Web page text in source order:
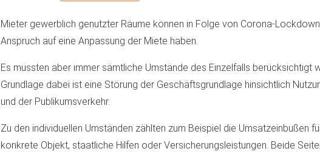
Mieter gewerblich genutzter Räume können in Folge von Corona-
Anspruch auf eine Anpassung der Miete haben.
Es müssten aber immer sämtliche Umstände des Einzelfalls berücksichtigt
Grundlage dabei ist eine Störung der Geschäftsgrundlage hinsichtlich
und der Publikumsverkehr.
Zu den individuellen Umständen zählten zum Beispiel die Umsatzeinbußen
konkrete Objekt, staatliche Hilfen oder Versicherungsleistungen. Beide